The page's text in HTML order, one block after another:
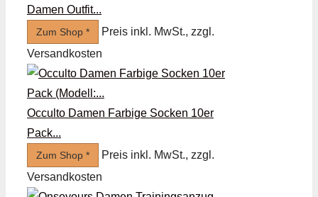
Damen Outfit...
Zum Shop *
Preis inkl. MwSt., zzgl.
Versandkosten
Occulto Damen Farbige Socken 10er
Pack...
Zum Shop *
Preis inkl. MwSt., zzgl.
Versandkosten